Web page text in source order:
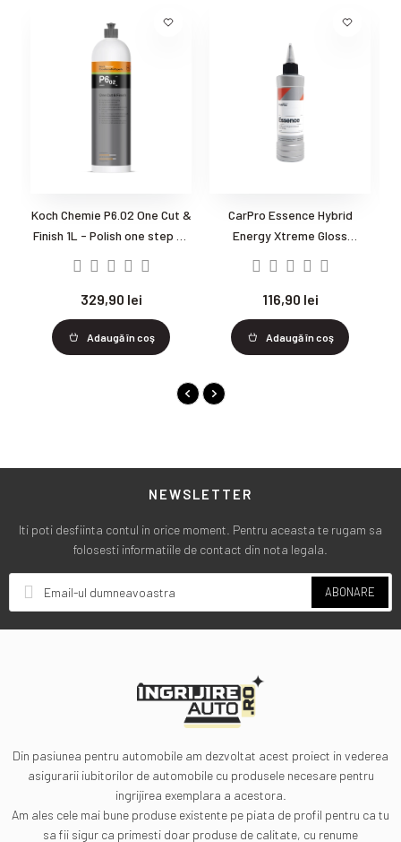
Koch Chemie P6.02 One Cut &
Finish 1L - Polish one step cu
329,90 lei
Adaugă în coş
CarPro Essence Hybrid
Energy Xtreme Gloss
/ primer ceramica
116,90 lei
Adaugă în coş
NEWSLETTER
Iti poti desfiinta contul in orice moment. Pentru aceasta te rugam sa
folosesti informatiile de contact din nota legala.
ABONARE
Din pasiunea pentru automobile am dezvoltat acest proiect in vederea
asigurarii iubitorilor de automobile cu produsele necesare pentru
ingrijirea exemplara a acestora.
Am ales cele mai bune produse existente pe piata de profil pentru ca tu
sa fii sigur ca primesti doar produse de calitate, cu renume